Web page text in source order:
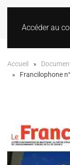
Accéder au
Accueil
Francilophone